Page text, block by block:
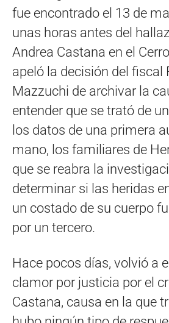
fue encontrado el 13 de
unas horas antes del
Andrea Castana en el
apeló la decisión del fiscal
Mazzuchi de archivar la
entender que se trató de
los datos de una primera
mano, los familiares de
que se reabra la
determinar si las heridas
un costado de su cuerpo
por un tercero.
Hace pocos días, volvió a
clamor por justicia por el
Castana, causa en la que